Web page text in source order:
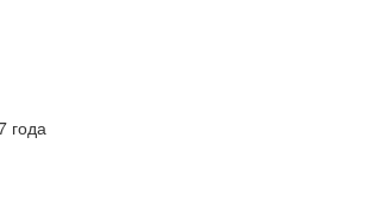
года